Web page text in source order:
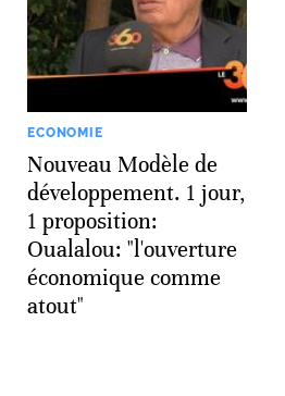
ECONOMIE
Nouveau Modèle de
développement. 1 jour,
1 proposition:
Oualalou: "l'ouverture
économique comme
atout"